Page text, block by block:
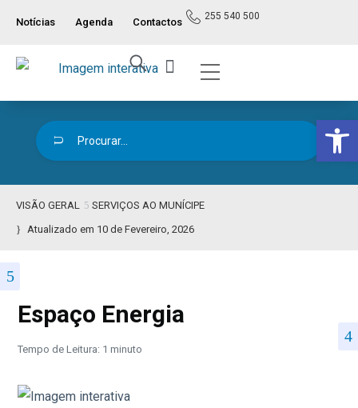
Notícias Agenda Contactos 255 540 500
VISÃO GERAL
SERVIÇOS AO MUNÍCIPE
Atualizado em 10 de Fevereiro, 2026
Espaço Energia
Tempo de Leitura: 1 minuto